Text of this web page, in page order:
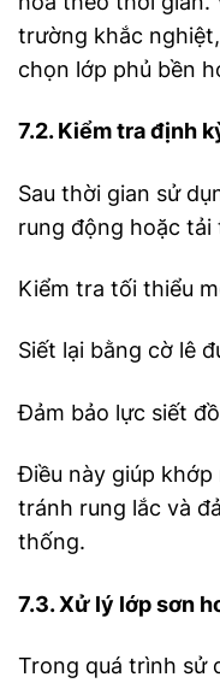
trường khắc
chọn lớp phủ bền
7.2. Kiểm tra định
Sau thời gian sử
rung động hoặc
Kiểm tra tối thiểu
Siết lại bằng cờ lê
Đảm bảo lực siết
Điều này giúp
tránh rung lắc và
thống.
7.3. Xử lý lớp sơn
Trong quá trình sử